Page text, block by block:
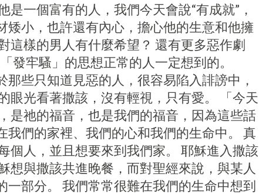
一個富有的人，我們今天會說“有成就”，
小，也許還有內心，擔心他的生意和他擁
這樣的男人有什麼希望？ 還有更多惡作劇
發牢騷」的思想正常的人一定想到的。
那些只知道見惡的人，很容易陷入誹謗中，
眼光看著撒該，沒有輕視，只有愛。 「今天
是祂的福音，也是我們的福音，因為這些話
們的家裡、我們的心和我們的生命中。 真
個人，並且想要來到我們家。 耶穌進入撒該
想與撒該共進晚餐，而對聖經來說，與某人
部分。 我們常常很難在我們的生命中想到